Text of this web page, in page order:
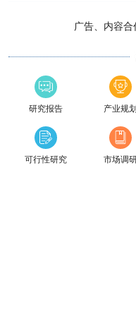
广告、内容合
研究报告 产业规划
可行性研究 市场调